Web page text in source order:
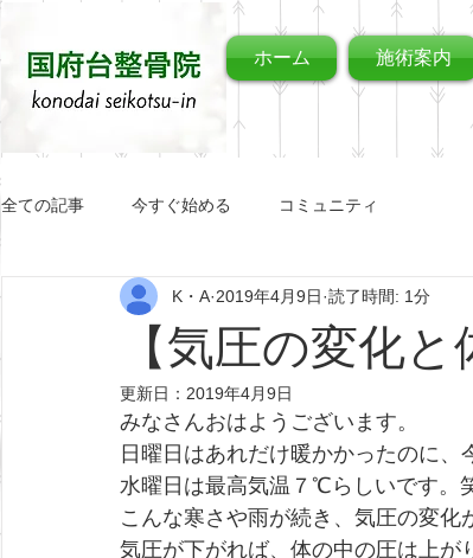
ホーム 施術案内
全ての記事 今すぐ始める コミュニティ
【気圧の変化と
K・A 2019年4月9日 読了時間: 1分
更新日： 2019年4月9日
みなさんおはようございます。
日曜日はあれだけ暖かかったのに
水曜日は最高気温７℃らしいです。
こんな寒さや雨が続き、気圧の変化
気圧が下がれば、体の中の圧は上が